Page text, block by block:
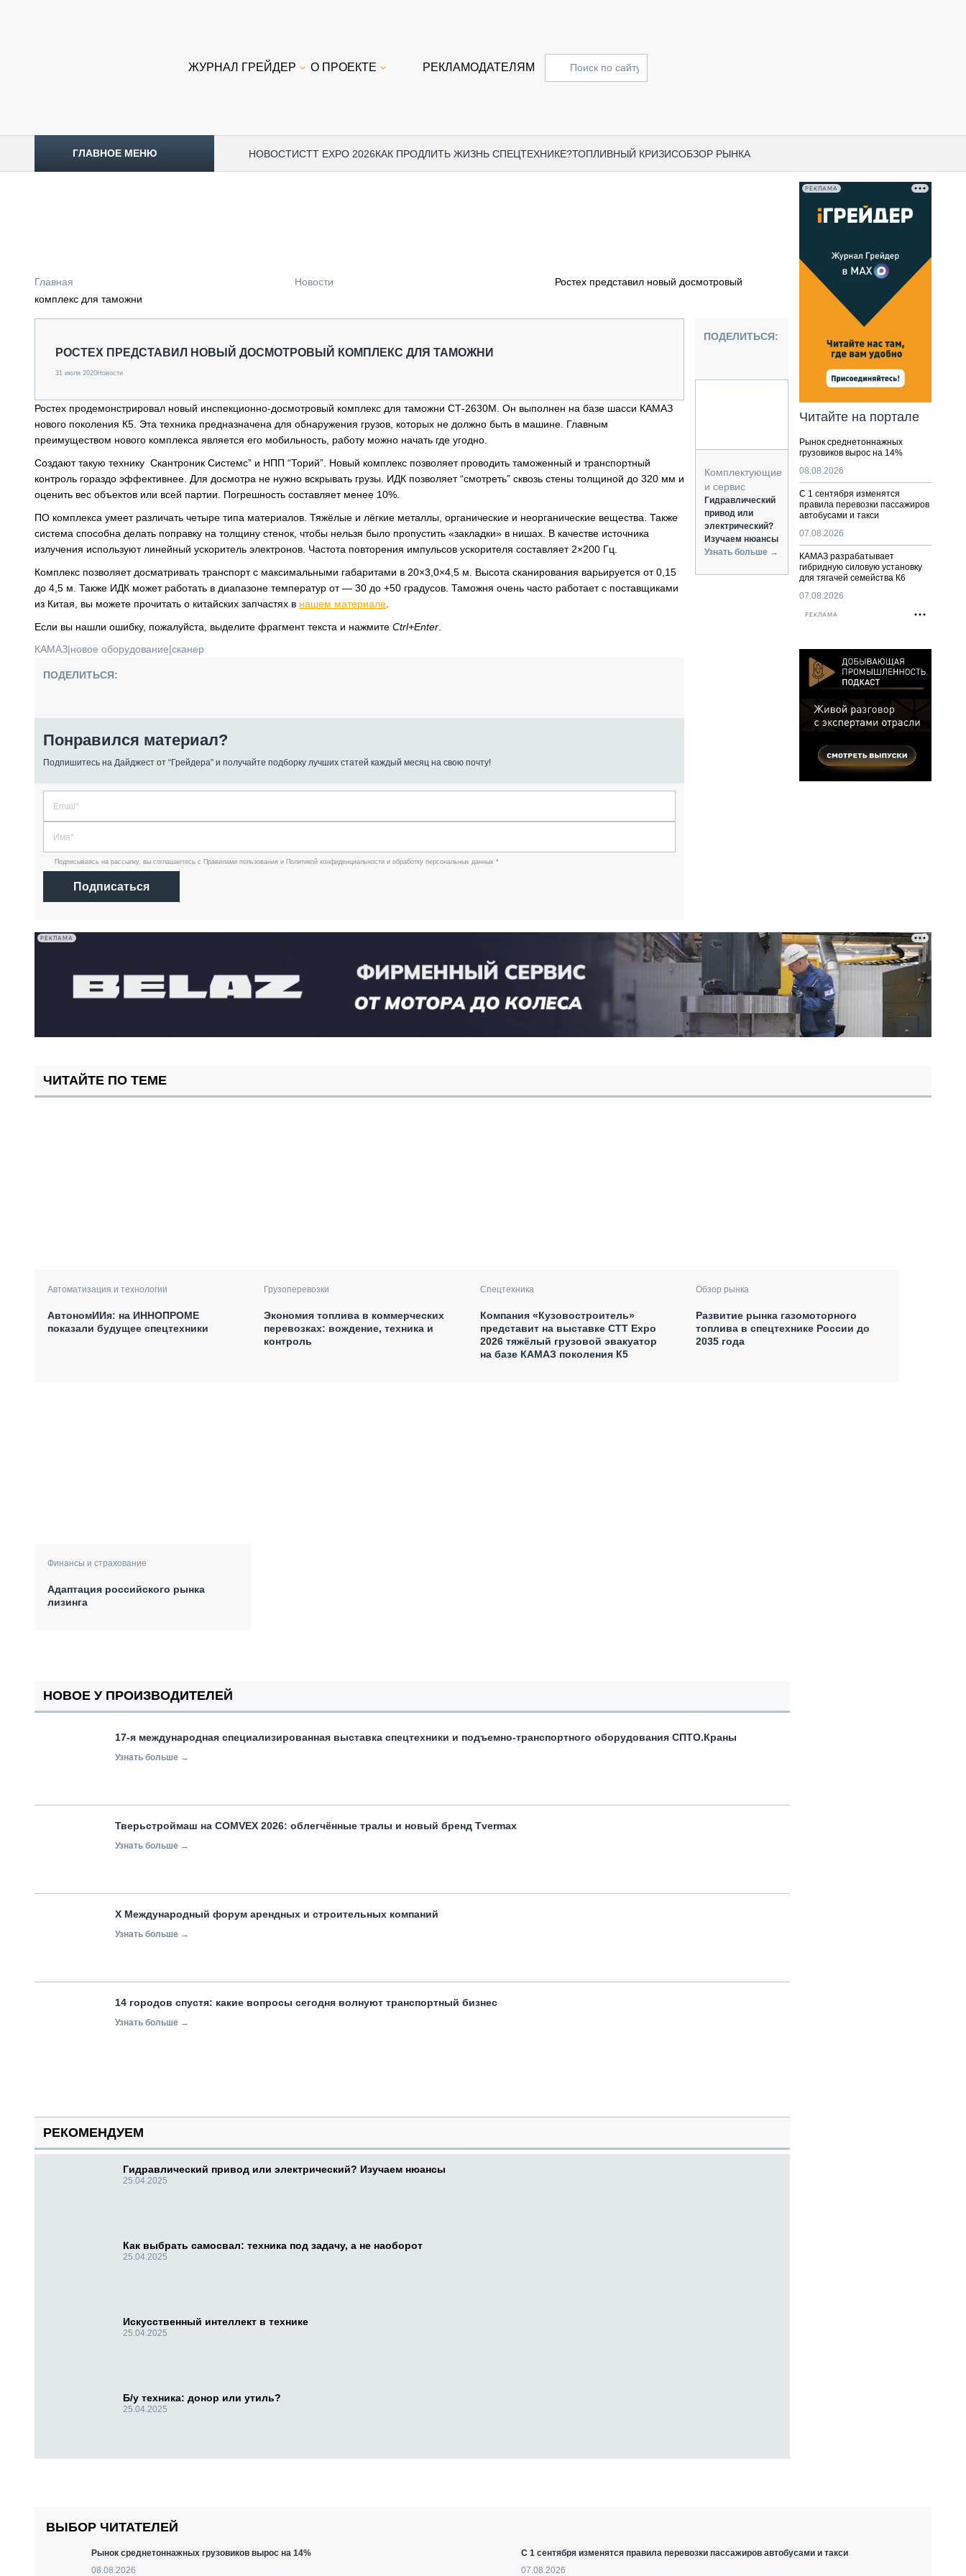
ЖУРНАЛ ГРЕЙДЕР О ПРОЕКТЕ РЕКЛАМОДАТЕЛЯМ
ГЛАВНОЕ МЕНЮ НОВОСТИCTT EXPO 2026КАК ПРОДЛИТЬ ЖИЗНЬ СПЕЦТЕХНИКЕ?ТОПЛИВНЫЙ КРИЗИСОБЗОР РЫНКА
ОБЗОР РЫНКА
ГРУЗОПЕРЕВОЗКИ
ИСПЫТАТЕЛИ
ТЕХНОЛОГИИ
ДОРОЖНАЯ ИНДУСТРИЯ
СЕРВИСМЕНЫ
ПОДЪЁМНАЯ ТЕХНИКА
ПАССАЖИРСКИЙ ТРАНСПОРТ
КАРЬЕРНАЯ ТЕХНИКА
КОМПЛЕКТУЮЩИЕ И СЕРВИС
Главная Новости
Ростех представил новый досмотровый
комплекс для таможни
РОСТЕХ ПРЕДСТАВИЛ НОВЫЙ ДОСМОТРОВЫЙ КОМПЛЕКС ДЛЯ ТАМОЖНИ
31 июля 2020Новости
Ростех продемонстрировал новый инспекционно-досмотровый комплекс для таможни СТ-2630М. Он выполнен на базе шасси КАМАЗ
нового поколения К5. Эта техника предназначена для обнаружения грузов, которых не должно быть в машине. Главным
преимуществом нового комплекса является его мобильность, работу можно начать где угодно.
Создают такую технику Скантроник Системс” и НПП “Торий”. Новый комплекс позволяет проводить таможенный и транспортный
контроль гораздо эффективнее. Для досмотра не нужно вскрывать грузы. ИДК позволяет “смотреть” сквозь стены толщиной до 320 мм и
оценить вес объектов или всей партии. Погрешность составляет менее 10%.
ПО комплекса умеет различать четыре типа материалов. Тяжёлые и лёгкие металлы, органические и неорганические вещества. Также
система способна делать поправку на толщину стенок, чтобы нельзя было пропустить «закладки» в нишах. В качестве источника
излучения используют линейный ускоритель электронов. Частота повторения импульсов ускорителя составляет 2×200 Гц.
Комплекс позволяет досматривать транспорт с максимальными габаритами в 20×3,0×4,5 м. Высота сканирования варьируется от 0,15
до 4,5 м. Также ИДК может работать в диапазоне температур от — 30 до +50 градусов. Таможня очень часто работает с поставщиками
из Китая, вы можете прочитать о китайских запчастях в нашем материале
Если вы нашли ошибку, пожалуйста, выделите фрагмент текста и нажмите Ctrl+Enter
КАМАЗ|новое оборудование|сканер
ПОДЕЛИТЬСЯ:
Понравился материал?
Подпишитесь на Дайджест от “Грейдера” и получайте подборку лучших статей каждый месяц на свою почту!
Подписываясь на рассылку, вы соглашаетесь с Правилами пользования и Политикой конфиденциальности и обработку персональных данных *
Подписаться
ПОДЕЛИТЬСЯ:
Комплектующие
и сервис
Гидравлический
привод или
электрический?
Изучаем нюансы
Узнать больше →
РЕКЛАМА
Читайте на портале
Рынок среднетоннажных
грузовиков вырос на 14%
08.08.2026
С 1 сентября изменятся
правила перевозки пассажиров
автобусами и такси
07.08.2026
КАМАЗ разрабатывает
гибридную силовую установку
для тягачей семейства К6
07.08.2026
РЕКЛАМА
РЕКЛАМА
ЧИТАЙТЕ ПО ТЕМЕ
Автоматизация и технологии
АвтономИИя: на ИННОПРОМЕ
показали будущее спецтехники
Грузоперевозки
Экономия топлива в коммерческих
перевозках: вождение, техника и
контроль
Спецтехника
Компания «Кузовостроитель»
представит на выставке CTT Expo
2026 тяжёлый грузовой эвакуатор
на базе КАМАЗ поколения К5
Обзор рынка
Развитие рынка газомоторного
топлива в спецтехнике России до
2035 года
Финансы и страхование
Адаптация российского рынка
лизинга
НОВОЕ У ПРОИЗВОДИТЕЛЕЙ
17-я международная специализированная выставка спецтехники и подъемно-транспортного оборудования СПТО.Краны
Узнать больше →
Тверьстроймаш на COMVEX 2026: облегчённые тралы и новый бренд Tvermax
Узнать больше →
X Международный форум арендных и строительных компаний
Узнать больше →
14 городов спустя: какие вопросы сегодня волнуют транспортный бизнес
Узнать больше →
РЕКОМЕНДУЕМ
Гидравлический привод или электрический? Изучаем нюансы
25.04.2025
Как выбрать самосвал: техника под задачу, а не наоборот
25.04.2025
Искусственный интеллект в технике
25.04.2025
Б/у техника: донор или утиль?
25.04.2025
ВЫБОР ЧИТАТЕЛЕЙ
Рынок среднетоннажных грузовиков вырос на 14%
08.08.2026
С 1 сентября изменятся правила перевозки пассажиров автобусами и такси
07.08.2026